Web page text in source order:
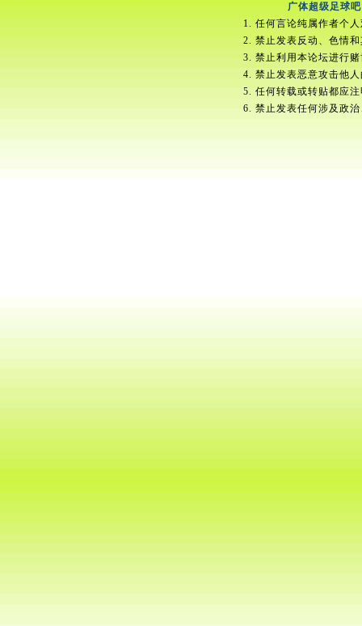
广体超级足球吧
1. 任何言论纯属作者个
2. 禁止发表反动、色情
3. 禁止利用本论坛进行
4. 禁止发表恶意攻击他
5. 任何转载或转贴都应
6. 禁止发表任何涉及政